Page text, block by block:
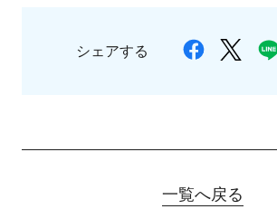
シェアする
一覧へ戻る